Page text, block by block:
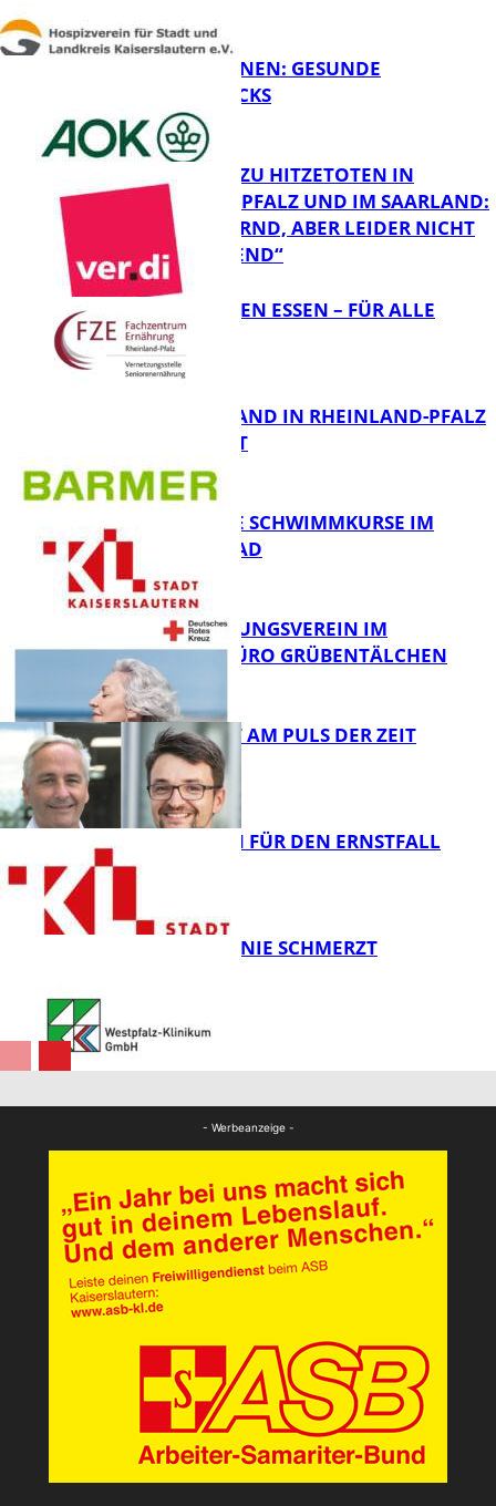
FB Gesundheit
FB Gesundheit
FIT FÜRS LERNEN: GESUNDE
PAUSENSNACKS
FB Gesundheit
RKI-ZAHLEN ZU HITZETOTEN IN
RHEINLAND-PFALZ UND IM SAARLAND:
„ERSCHÜTTERND, ABER LEIDER NICHT
ÜBERRASCHEND“
FB Gesundheit
„AUSGEWOGEN ESSEN – FÜR ALLE
MÖGLICH?!“
FB Gesundheit
KRANKENSTAND IN RHEINLAND-PFALZ
SINKT LEICHT
KOSTENLOSE SCHWIMMKURSE IM
WARMFREIBAD
FB Gesundheit
DRK BETREUUNGSVEREIN IM
STADTTEILBÜRO GRÜBENTÄLCHEN
FB Gesundheit
GUTE ARBEIT AM PULS DER ZEIT
FB Gesundheit
JETZT SCHON FÜR DEN ERNSTFALL
VORSORGEN
WENN DAS KNIE SCHMERZT
- Werbeanzeige -